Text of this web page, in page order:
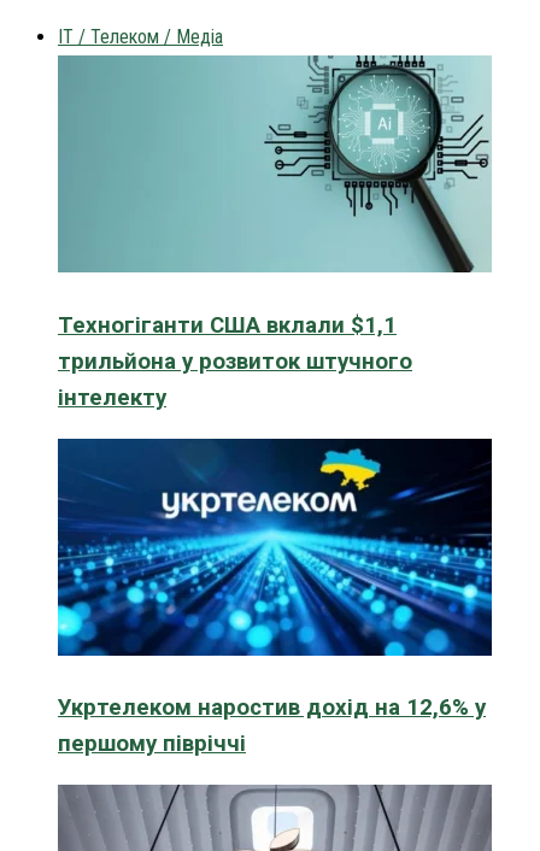
IT / Телеком / Медіа
Техногіганти США вклали $1,1
трильйона у розвиток штучного
інтелекту
Укртелеком наростив дохід на 12,6% у
першому півріччі